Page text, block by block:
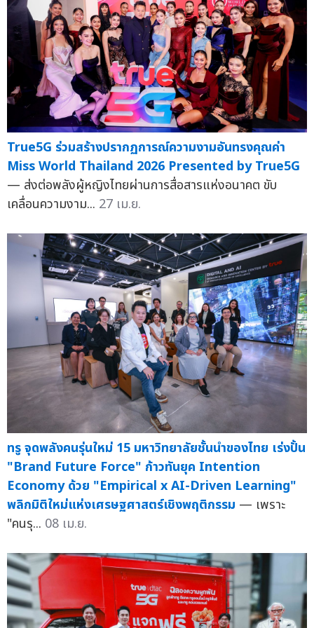
True5G ร่วมสร้างปรากฏการณ์ความงามอันทรงคุณค่า
Miss World Thailand 2026 Presented by True5G
— ส่งต่อพลังผู้หญิงไทยผ่านการสื่อสารแห่งอนาคต ขับ
เคลื่อนความงาม... 27 เม.ย.
ทรู จุดพลังคนรุ่นใหม่ 15 มหาวิทยาลัยชั้นนำของไทย เร่งปั้น
"Brand Future Force" ก้าวทันยุค Intention
Economy ด้วย "Empirical x AI-Driven Learning"
พลิกมิติใหม่แห่งเศรษฐศาสตร์เชิงพฤติกรรม — เพราะ
"คนรุ... 08 เม.ย.